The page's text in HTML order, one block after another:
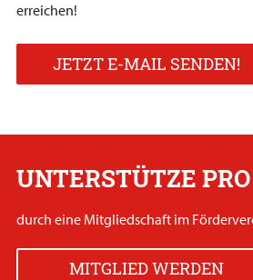
erreichen!
JETZT E-MAIL SENDEN!
UNTERSTÜTZE
durch eine Mitgliedschaft im
MITGLIED WERDEN